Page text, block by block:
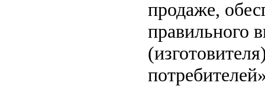
продаже,
правильного